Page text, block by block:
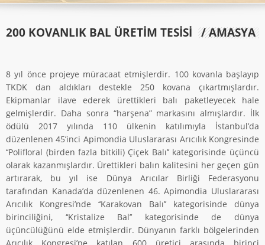
200 KOVANLIK BAL ÜRETİM TESİSİ / AMASYA
8 yıl önce projeye müracaat etmişlerdir. 100 kovanla başlayıp
TKDK dan aldıkları destekle 250 kovana çıkartmışlardır.
Ekipmanlar ilave ederek ürettikleri balı paketleyecek hale
gelmişlerdir. Daha sonra “harşena” markasını almışlardır. İlk
ödülü 2017 yılında 110 ülkenin katılımıyla İstanbul’da
düzenlenen 45’inci Apimondia Uluslararası Arıcılık Kongresinde
‘‘Polifloral (birden fazla bitkili) Çiçek Balı’’ kategorisinde üçüncü
olarak kazanmışlardır. Ürettikleri balın kalitesini her geçen gün
artırarak, bu yıl ise Dünya Arıcılar Birliği Federasyonu
tarafından Kanada’da düzenlenen 46. Apimondia Uluslararası
Arıcılık Kongresi’nde ‘‘Karakovan Balı’’ kategorisinde dünya
birinciliğini, ‘‘Kristalize Bal’’ kategorisinde de dünya
üçüncülüğünü elde etmişlerdir. Dünyanın farklı bölgelerinden